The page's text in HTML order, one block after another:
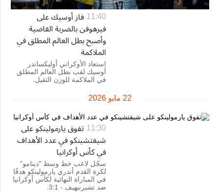
11:40 فاز أوسيك على
فيرهوفن بالضربة القاضية
وأصبح بطل العالم المطلق في
الملاكمة
استعاد الأوكراني أوليكساندر
أوسيك لقب بطل العالم المطلق
في الملاكمة للوزن الثقيل.
22 مايو 2026
11:30 تفوق يارمولينكو على
شيفتشينكو في عدد الأهداف
في كأس أوكرانيا
سجّل لاعب خط وسط "دينامو"
لكرة القدم أندري يارمولينكو هدفًا
في المباراة النهائية لكأس أوكرانيا
ضد تشيرنيهيف - 3:1.